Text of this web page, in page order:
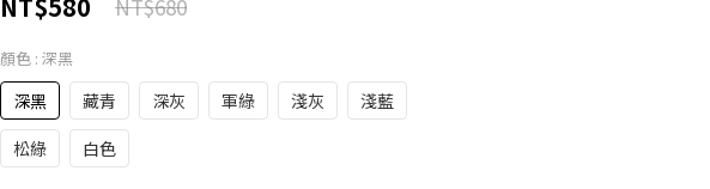
NT$680
顏色 : 深黑
深黑 藏青 深灰 軍綠 淺灰
淺藍
松綠
白色